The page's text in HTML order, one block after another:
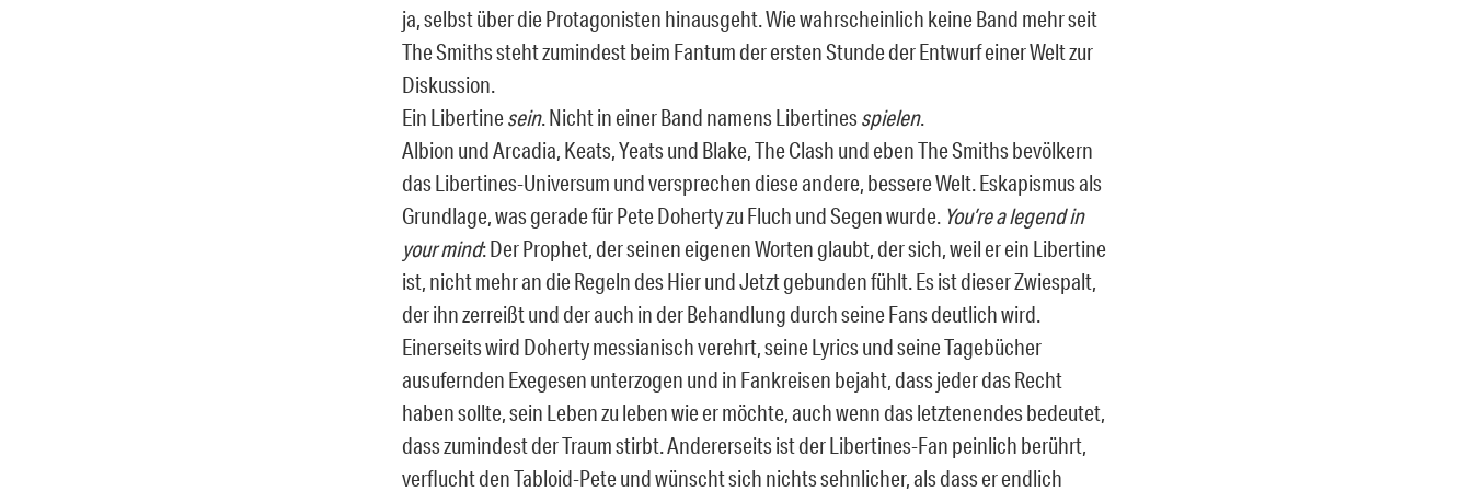
ja, selbst über die Protagonisten hinausgeht. Wie wahrscheinlich keine Band mehr seit
The Smiths steht zumindest beim Fantum der ersten Stunde der Entwurf einer Welt zur
Diskussion.
Ein Libertinesein. Nicht in einer Band namens Libertinesspielen.
Albion und Arcadia, Keats, Yeats und Blake, The Clash und eben The Smiths bevölkern
das Libertines-Universum und versprechen diese andere, bessere Welt. Eskapismus als
Grundlage, was gerade für Pete Doherty zu Fluch und Segen wurde. You’re a legend in
your mind: Der Prophet, der seinen eigenen Worten glaubt, der sich, weil er ein Libertine
ist, nicht mehr an die Regeln des Hier und Jetzt gebunden fühlt. Es ist dieser Zwiespalt,
der ihn zerreißt und der auch in der Behandlung durch seine Fans deutlich wird.
Einerseits wird Doherty messianisch verehrt, seine Lyrics und seine Tagebücher
ausufernden Exegesen unterzogen und in Fankreisen bejaht, dass jeder das Recht
haben sollte, sein Leben zu leben wie er möchte, auch wenn das letztenendes bedeutet,
dass zumindest der Traum stirbt. Andererseits ist der Libertines-Fan peinlich berührt,
verflucht den Tabloid-Pete und wünscht sich nichts sehnlicher, als dass er endlich